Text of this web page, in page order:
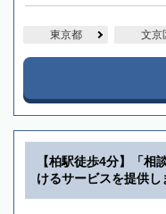
東京都 文京
【柏駅徒歩4分】「相
けるサービスを提供し